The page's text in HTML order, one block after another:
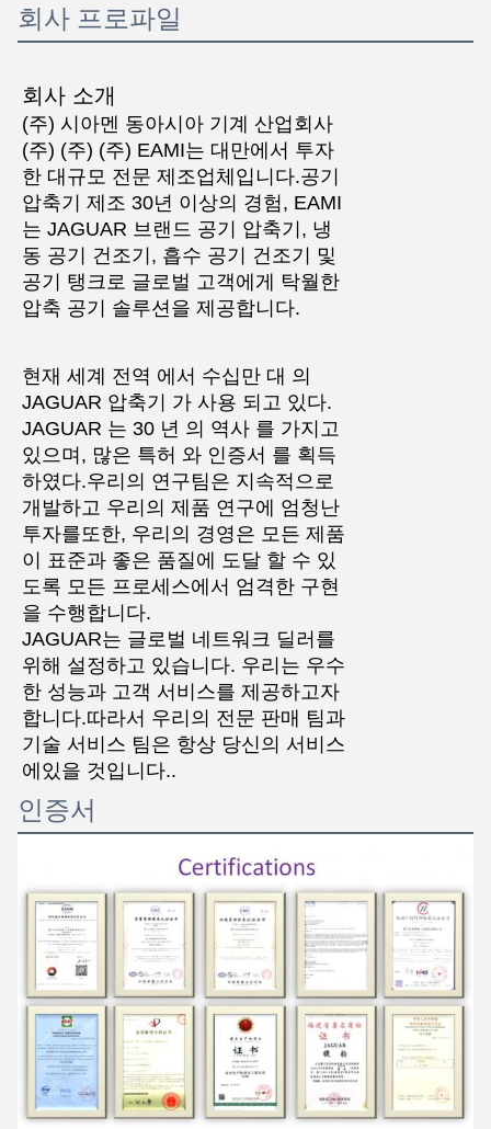
회사 프로파일
회사 소개
(주) 시아멘 동아시아 기계 산업회사
(주) (주) (주) EAMI는 대만에서 투자
한 대규모 전문 제조업체입니다.공기
압축기 제조 30년 이상의 경험, EAMI
는 JAGUAR 브랜드 공기 압축기, 냉
동 공기 건조기, 흡수 공기 건조기 및
공기 탱크로 글로벌 고객에게 탁월한
압축 공기 솔루션을 제공합니다.
현재 세계 전역 에서 수십만 대 의
JAGUAR 압축기 가 사용 되고 있다.
JAGUAR 는 30 년 의 역사 를 가지고
있으며, 많은 특허 와 인증서 를 획득
하였다.우리의 연구팀은 지속적으로
개발하고 우리의 제품 연구에 엄청난
투자를또한, 우리의 경영은 모든 제품
이 표준과 좋은 품질에 도달 할 수 있
도록 모든 프로세스에서 엄격한 구현
을 수행합니다.
JAGUAR는 글로벌 네트워크 딜러를
위해 설정하고 있습니다. 우리는 우수
한 성능과 고객 서비스를 제공하고자
합니다.따라서 우리의 전문 판매 팀과
기술 서비스 팀은 항상 당신의 서비스
에있을 것입니다..
인증서